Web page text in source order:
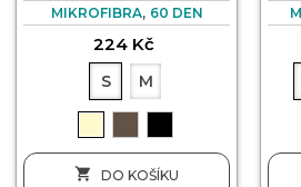
MIKROFIBRA, 60 DEN
224 Kč
S M
 DO KOŠÍKU